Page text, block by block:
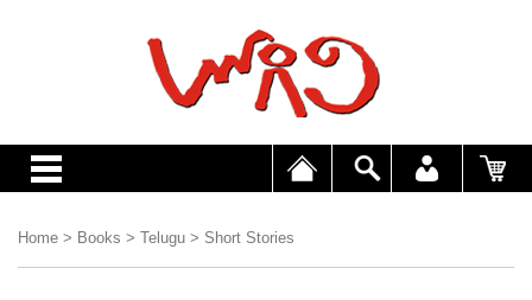
Home > Books > Telugu > Short Stories